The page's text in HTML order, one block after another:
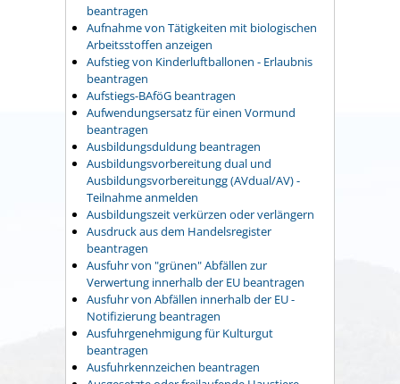
beantragen
Aufnahme von Tätigkeiten mit biologischen
Arbeitsstoffen anzeigen
Aufstieg von Kinderluftballonen - Erlaubnis
beantragen
Aufstiegs-BAföG beantragen
Aufwendungsersatz für einen Vormund
beantragen
Ausbildungsduldung beantragen
Ausbildungsvorbereitung dual und
Ausbildungsvorbereitungg (AVdual/AV) -
Teilnahme anmelden
Ausbildungszeit verkürzen oder verlängern
Ausdruck aus dem Handelsregister
beantragen
Ausfuhr von "grünen" Abfällen zur
Verwertung innerhalb der EU beantragen
Ausfuhr von Abfällen innerhalb der EU -
Notifizierung beantragen
Ausfuhrgenehmigung für Kulturgut
beantragen
Ausfuhrkennzeichen beantragen